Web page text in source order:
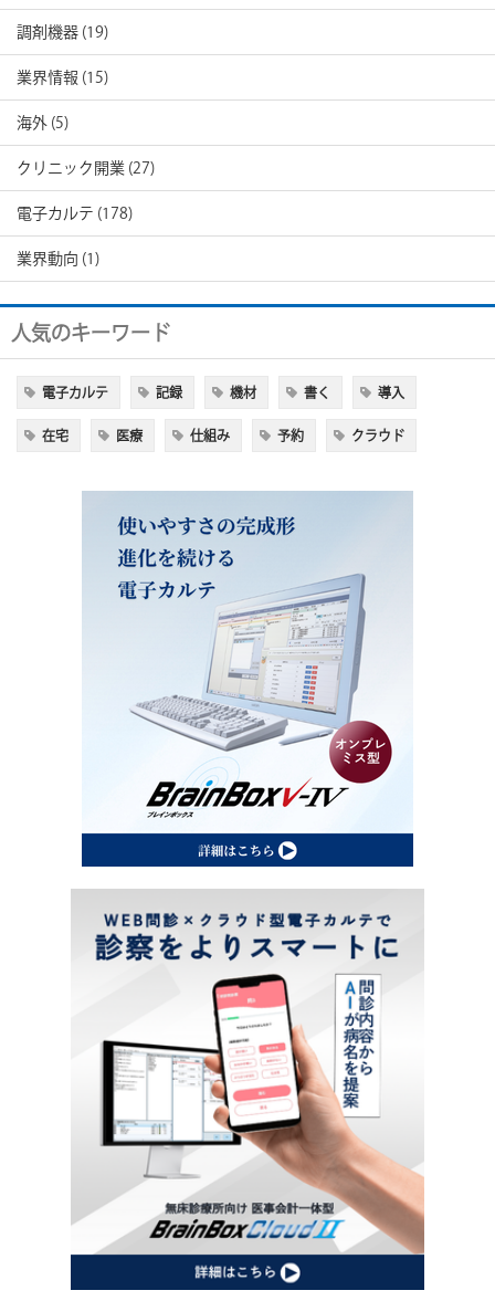
調剤機器 (19)
業界情報 (15)
海外 (5)
クリニック開業 (27)
電子カルテ (178)
業界動向 (1)
人気のキーワード
電子カルテ 記録 機材 書く 導入
在宅 医療 仕組み 予約 クラウド